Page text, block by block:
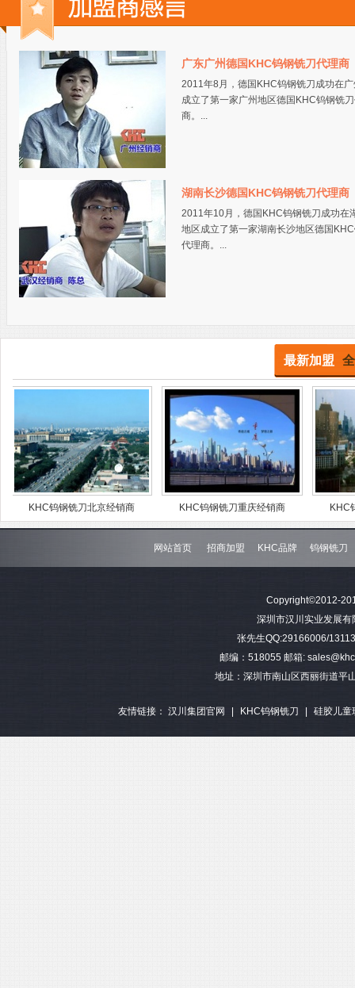
广东广州德国KHC钨钢铣刀代理商
2011年8月，德国KHC钨钢铣刀成功在
成立了第一家广州地区德国KHC钨钢铣
商。...
湖南长沙德国KHC钨钢铣刀代理商
2011年10月，德国KHC钨钢铣刀成功在
地区成立了第一家湖南长沙地区德国
代理商。...
最新加盟
钨钢铣刀北京经销商 KHC钨钢铣刀重庆经销商 KHC钨钢铣刀
网站首页 招商加盟 KHC品牌 钨钢铣刀
Copyright©2012-
深圳市汉川实业发展
张先生QQ:29166006/
邮编：518055 邮箱:
地址：深圳市南山区西丽街道平
友情链接： 汉川集团官网 KHC钨钢铣刀 硅胶儿童